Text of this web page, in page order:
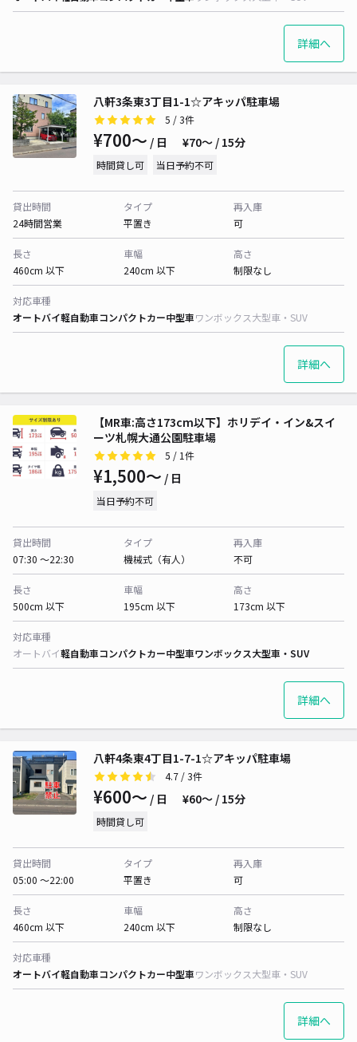
詳細へ
八軒3条東3丁目1-1☆アキッパ駐車場
5 / 3件
¥700〜 / 日 ¥70〜 / 15分
時間貸し可 当日予約不可
貸出時間
24時間営業
タイプ
平置き
再入庫
可
長さ
460cm 以下
車幅
240cm 以下
高さ
制限なし
対応車種
オートバイ軽自動車コンパクトカー中型車ワンボックス大型車・SUV
詳細へ
【MR車:高さ173cm以下】ホリデイ・イン&スイ
ーツ札幌大通公園駐車場
5 / 1件
¥1,500〜 / 日
当日予約不可
貸出時間
07:30 〜22:30
タイプ
機械式（有人）
再入庫
不可
長さ
500cm 以下
車幅
195cm 以下
高さ
173cm 以下
対応車種
オートバイ軽自動車コンパクトカー中型車ワンボックス大型車・SUV
詳細へ
八軒4条東4丁目1-7-1☆アキッパ駐車場
4.7 / 3件
¥600〜 / 日 ¥60〜 / 15分
時間貸し可
貸出時間
05:00 〜22:00
タイプ
平置き
再入庫
可
長さ
460cm 以下
車幅
240cm 以下
高さ
制限なし
対応車種
オートバイ軽自動車コンパクトカー中型車ワンボックス大型車・SUV
詳細へ